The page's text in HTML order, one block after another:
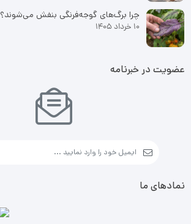
چرا برگ‌های گوجه‌فرنگی بنفش می‌شوند؟
10 خرداد 1405
عضویت در خبرنامه
نمادهای ما